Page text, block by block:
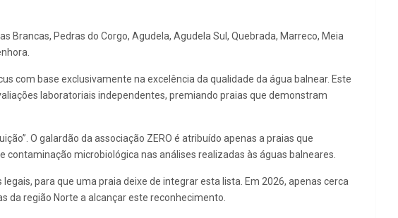
Brancas, Pedras do Corgo, Agudela, Agudela Sul, Quebrada, Marreco, Meia
com base exclusivamente na excelência da qualidade da água balnear. Este
laboratoriais independentes, premiando praias que demonstram
O galardão da associação ZERO é atribuído apenas a praias que
microbiológica nas análises realizadas às águas balneares.
para que uma praia deixe de integrar esta lista. Em 2026, apenas cerca
da região Norte a alcançar este reconhecimento.